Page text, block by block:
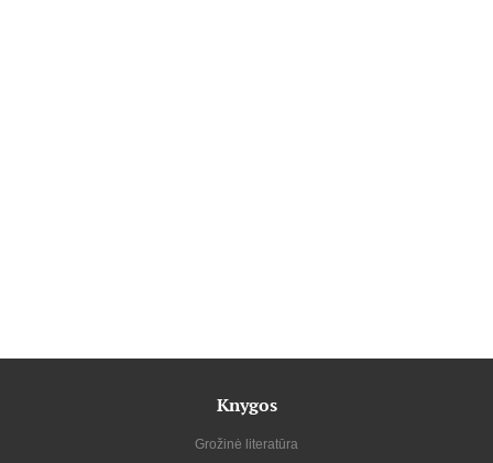
Knygos
Grožinė literatūra